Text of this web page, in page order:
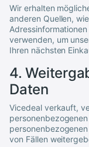
Wir erhalten
anderen Quellen,
verwenden, um
Ihren nächsten
4.
Daten
Vicedealverkauft,
von Fällen